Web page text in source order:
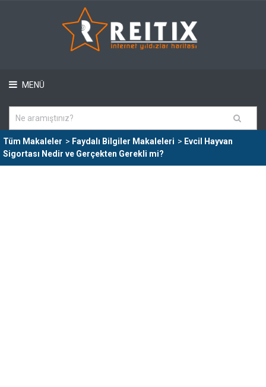
MENÜ
Tüm Makaleler > Faydalı Bilgiler Makaleleri > Evcil Hayvan
Sigortası Nedir ve Gerçekten Gerekli mi?